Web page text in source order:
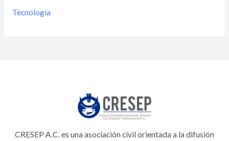
Tecnología
CRESEP A.C. es una asociación cívil orientada a la difusión